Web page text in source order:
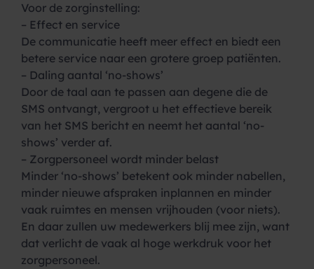
Voor de zorginstelling:
– Effect en service
De communicatie heeft meer effect en biedt een
betere service naar een grotere groep patiënten.
– Daling aantal ‘no-shows’
Door de taal aan te passen aan degene die de
SMS ontvangt, vergroot u het effectieve bereik
van het SMS bericht en neemt het aantal ‘no-
shows’ verder af.
– Zorgpersoneel wordt minder belast
Minder ‘no-shows’ betekent ook minder nabellen,
minder nieuwe afspraken inplannen en minder
vaak ruimtes en mensen vrijhouden (voor niets).
En daar zullen uw medewerkers blij mee zijn, want
dat verlicht de vaak al hoge werkdruk voor het
zorgpersoneel.